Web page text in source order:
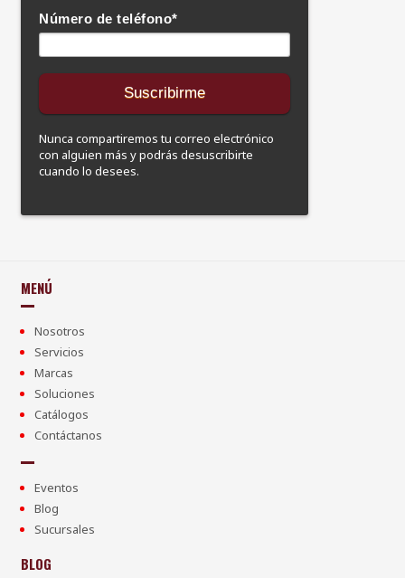
Número de teléfono*
Nunca compartiremos tu correo electrónico
con alguien más y podrás desuscribirte
cuando lo desees.
MENÚ
Nosotros
Servicios
Marcas
Soluciones
Catálogos
Contáctanos
Eventos
Blog
Sucursales
BLOG